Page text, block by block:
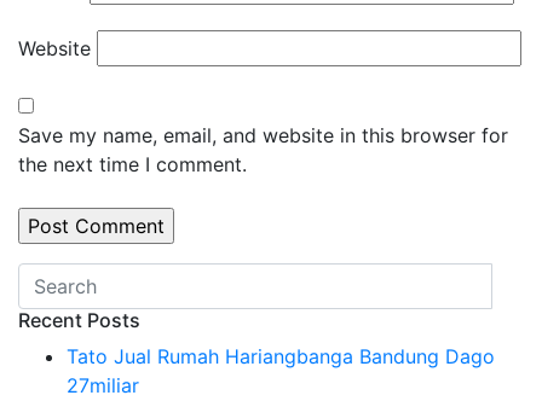
Website
Save my name, email, and website in this browser for
the next time I comment.
Recent Posts
Tato Jual Rumah Hariangbanga Bandung Dago
27miliar